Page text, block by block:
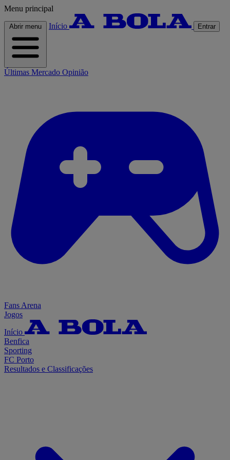
Menu principal
Abrir menu Início Entrar
Últimas Mercado Opinião
Fans Arena
Jogos
Início
Benfica
Sporting
FC Porto
Resultados e Classificações